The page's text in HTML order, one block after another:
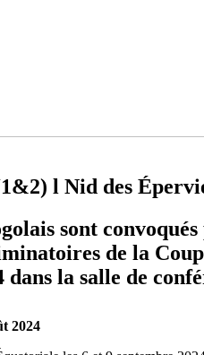
l Nid des
sont
de la
la salle de
2024